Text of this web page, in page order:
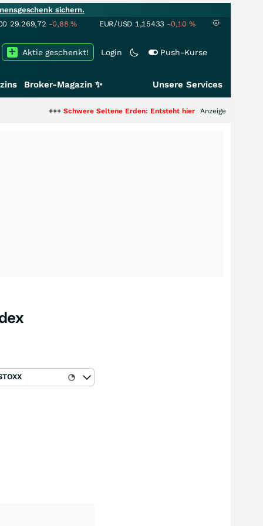
sichern.
29.269,72 -0,88% EUR/USD 1,15433 -0,10 %
Login Push-Kurse
Aktie geschenkt!
Broker-Magazin ✨ Unsere Services
Schwere Seltene Erden: Entsteht hier die nächste Milliardenstory?
Anzeige